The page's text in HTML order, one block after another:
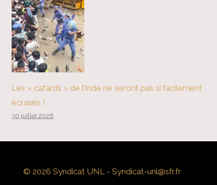
Les « cafards » de l’Inde ne seront pas si facilement
écrasés !
30 juillet 2026
© 2026 Syndicat UNL - Syndicat-unl@sfr.fr